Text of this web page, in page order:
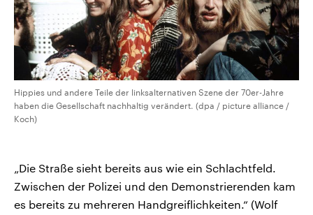
Hippies und andere Teile der linksalternativen Szene der 70er-Jahre
haben die Gesellschaft nachhaltig verändert. (dpa / picture alliance /
Koch)
„Die Straße sieht bereits aus wie ein Schlachtfeld.
Zwischen der Polizei und den Demonstrierenden kam
es bereits zu mehreren Handgreiflichkeiten.“ (Wolf